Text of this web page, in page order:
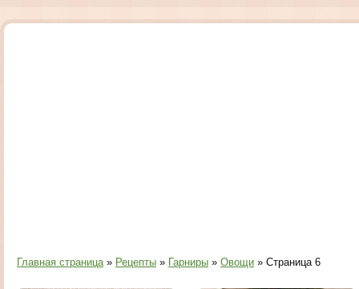
Главная страница» Рецепты » Гарниры » Овощи » Страница 6